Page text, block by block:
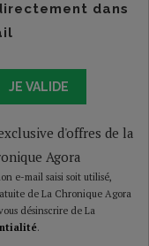
dans
JE VALIDE
d'offres de la
Agora
e-mail saisi soit utilisé,
de La Chronique Agora
désinscrire de La
.